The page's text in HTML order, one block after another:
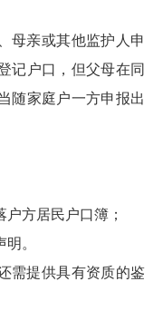
母亲或其他监护人申
记户口，但父母在同
随家庭户一方申报出
户方居民户口簿；
。
需提供具有资质的鉴